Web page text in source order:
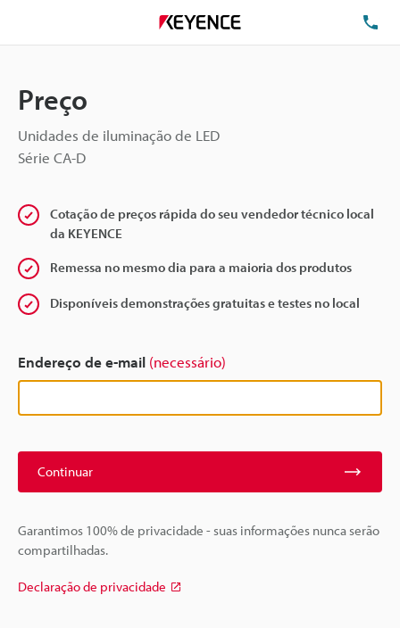
Preço
Unidades de iluminação de LED
Série CA-D
Cotação de preços rápida do seu vendedor técnico local
da KEYENCE
Remessa no mesmo dia para a maioria dos produtos
Disponíveis demonstrações gratuitas e testes no local
Endereço de e-mail (necessário)
Continuar
Garantimos 100% de privacidade - suas informações nunca serão
compartilhadas.
Declaração de privacidade